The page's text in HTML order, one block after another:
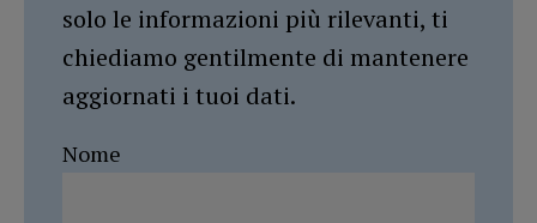
solo le informazioni più rilevanti, ti
chiediamo gentilmente di mantenere
aggiornati i tuoi dati.
Nome